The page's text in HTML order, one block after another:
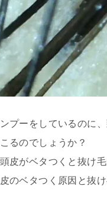
プーをしているのに
るのでしょうか？
皮がベタつくと抜け
のベタつく原因と抜